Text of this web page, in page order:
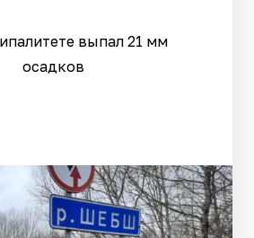
выпал 21 мм
осадков